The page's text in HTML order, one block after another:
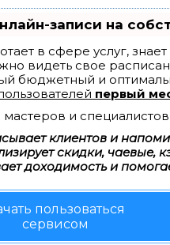
записи на
в сфере услуг,
видеть свое
бюджетный и
первый
мастеров и
клиентов и
скидки, чаевые,
доходимость и
пользоваться
сервисом